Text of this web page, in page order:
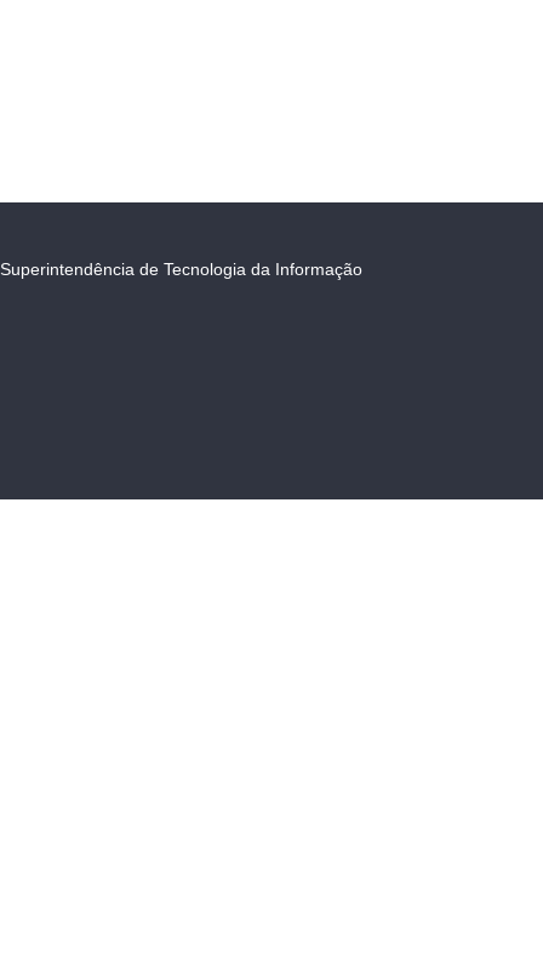
Superintendência de Tecnologia da Informação